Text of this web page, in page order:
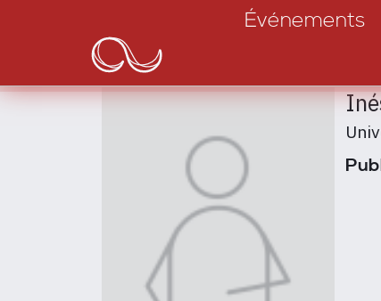
principal
navigation
Événements